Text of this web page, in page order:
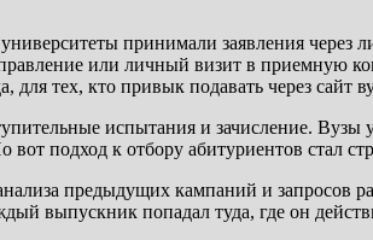
принимали заявления через
или личный визит в
тех, кто привык подавать через сайт
испытания и зачисление.
подход к отбору абитуриентов стал
предыдущих кампаний и запросов
выпускник попадал туда, где он